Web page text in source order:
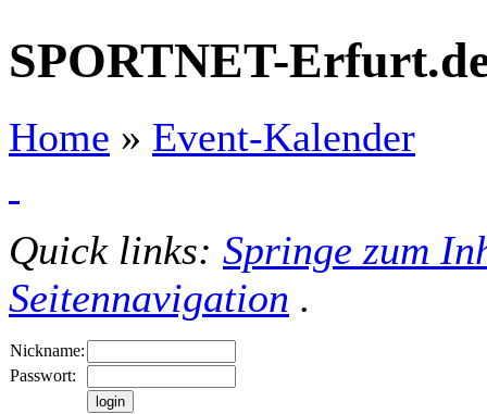
SPORTNET-
Home » Event-Kalender
Quick links: Springe zum
Seitennavigation .
Nickname:
Passwort: